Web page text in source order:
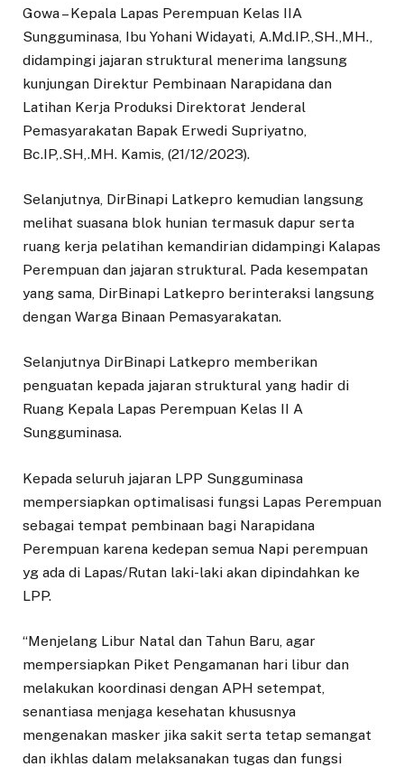
Gowa – Kepala Lapas Perempuan Kelas IIA
Sungguminasa, Ibu Yohani Widayati, A.Md.IP.,SH.,MH.,
didampingi jajaran struktural menerima langsung
kunjungan Direktur Pembinaan Narapidana dan
Latihan Kerja Produksi Direktorat Jenderal
Pemasyarakatan Bapak Erwedi Supriyatno,
Bc.IP,.SH,.MH. Kamis, (21/12/2023).
Selanjutnya, DirBinapi Latkepro kemudian langsung
melihat suasana blok hunian termasuk dapur serta
ruang kerja pelatihan kemandirian didampingi Kalapas
Perempuan dan jajaran struktural. Pada kesempatan
yang sama, DirBinapi Latkepro berinteraksi langsung
dengan Warga Binaan Pemasyarakatan.
Selanjutnya DirBinapi Latkepro memberikan
penguatan kepada jajaran struktural yang hadir di
Ruang Kepala Lapas Perempuan Kelas II A
Sungguminasa.
Kepada seluruh jajaran LPP Sungguminasa
mempersiapkan optimalisasi fungsi Lapas Perempuan
sebagai tempat pembinaan bagi Narapidana
Perempuan karena kedepan semua Napi perempuan
yg ada di Lapas/Rutan laki-laki akan dipindahkan ke
LPP.
“Menjelang Libur Natal dan Tahun Baru, agar
mempersiapkan Piket Pengamanan hari libur dan
melakukan koordinasi dengan APH setempat,
senantiasa menjaga kesehatan khususnya
mengenakan masker jika sakit serta tetap semangat
dan ikhlas dalam melaksanakan tugas dan fungsi